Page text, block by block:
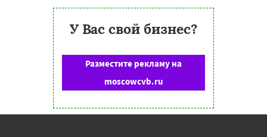
У Вас свой бизнес?
Разместите рекламу на
moscowcvb.ru